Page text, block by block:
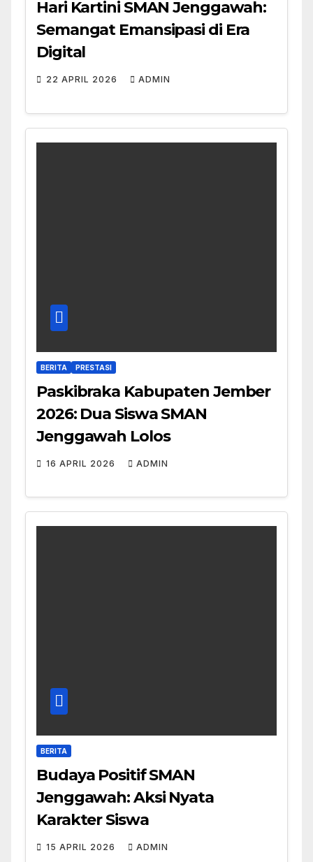
Hari Kartini SMAN Jenggawah:
Semangat Emansipasi di Era
Digital
22 APRIL 2026 ADMIN
BERITA PRESTASI
Paskibraka Kabupaten Jember
2026: Dua Siswa SMAN
Jenggawah Lolos
16 APRIL 2026 ADMIN
BERITA
Budaya Positif SMAN
Jenggawah: Aksi Nyata
Karakter Siswa
15 APRIL 2026 ADMIN